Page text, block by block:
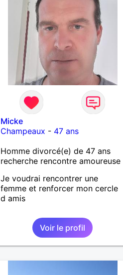
Micke
Champeaux - 47 ans
Homme divorcé(e) de 47 ans
recherche rencontre amoureuse
Je voudrai rencontrer une
femme et renforcer mon cercle
d amis
Voir le profil